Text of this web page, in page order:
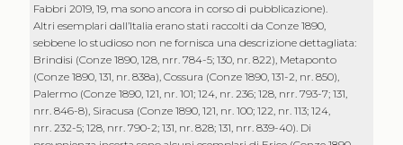
Fabbri 2019, 19, ma sono ancora in corso di pubblicazione).
Altri esemplari dall’Italia erano stati raccolti da Conze 1890,
sebbene lo studioso non ne fornisca una descrizione dettagliata:
Brindisi (Conze 1890, 128, nrr. 784-5; 130, nr. 822), Metaponto
(Conze 1890, 131, nr. 838a), Cossura (Conze 1890, 131-2, nr. 850),
Palermo (Conze 1890, 121, nr. 101; 124, nr. 236; 128, nrr. 793-7; 131,
nrr. 846-8), Siracusa (Conze 1890, 121, nr. 100; 122, nr. 113; 124,
nrr. 232-5; 128, nrr. 790-2; 131, nr. 828; 131, nrr. 839-40). Di